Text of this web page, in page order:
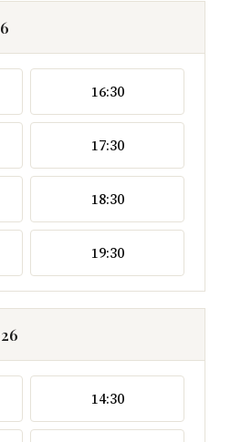
16:30
17:30
18:30
19:30
14:30